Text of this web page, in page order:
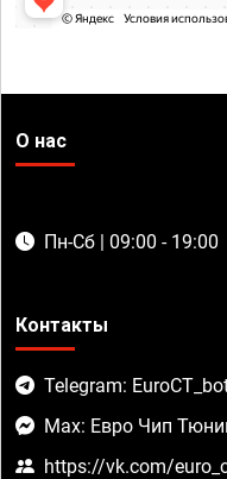
О нас
Пн-Сб | 09:00 - 19:00
Контакты
Telegram:
Max: Евро Чип
https://vk.com/